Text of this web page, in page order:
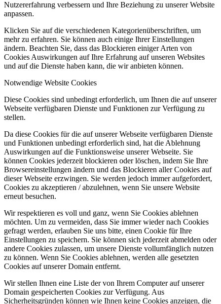
Nutzererfahrung verbessern und Ihre Beziehung zu unserer Website
anpassen.
Klicken Sie auf die verschiedenen Kategorienüberschriften, um
mehr zu erfahren. Sie können auch einige Ihrer Einstellungen
ändern. Beachten Sie, dass das Blockieren einiger Arten von
Cookies Auswirkungen auf Ihre Erfahrung auf unseren Websites
und auf die Dienste haben kann, die wir anbieten können.
Notwendige Website Cookies
Diese Cookies sind unbedingt erforderlich, um Ihnen die auf unserer
Webseite verfügbaren Dienste und Funktionen zur Verfügung zu
stellen.
Da diese Cookies für die auf unserer Webseite verfügbaren Dienste
und Funktionen unbedingt erforderlich sind, hat die Ablehnung
Auswirkungen auf die Funktionsweise unserer Webseite. Sie
können Cookies jederzeit blockieren oder löschen, indem Sie Ihre
Browsereinstellungen ändern und das Blockieren aller Cookies auf
dieser Webseite erzwingen. Sie werden jedoch immer aufgefordert,
Cookies zu akzeptieren / abzulehnen, wenn Sie unsere Website
erneut besuchen.
Wir respektieren es voll und ganz, wenn Sie Cookies ablehnen
möchten. Um zu vermeiden, dass Sie immer wieder nach Cookies
gefragt werden, erlauben Sie uns bitte, einen Cookie für Ihre
Einstellungen zu speichern. Sie können sich jederzeit abmelden oder
andere Cookies zulassen, um unsere Dienste vollumfänglich nutzen
zu können. Wenn Sie Cookies ablehnen, werden alle gesetzten
Cookies auf unserer Domain entfernt.
Wir stellen Ihnen eine Liste der von Ihrem Computer auf unserer
Domain gespeicherten Cookies zur Verfügung. Aus
Sicherheitsgründen können wie Ihnen keine Cookies anzeigen, die